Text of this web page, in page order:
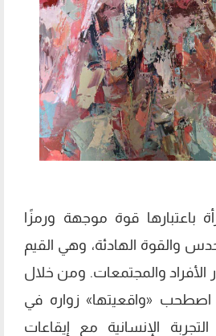
باعتبارها قوة موجهة ورمزًا
والقوة الهادئة، وهي القيم
الأفراد والمجتمعات. ومن خلال
اصطحب «واقعيتها» زواره في
الإنسانية مع إيقاعات